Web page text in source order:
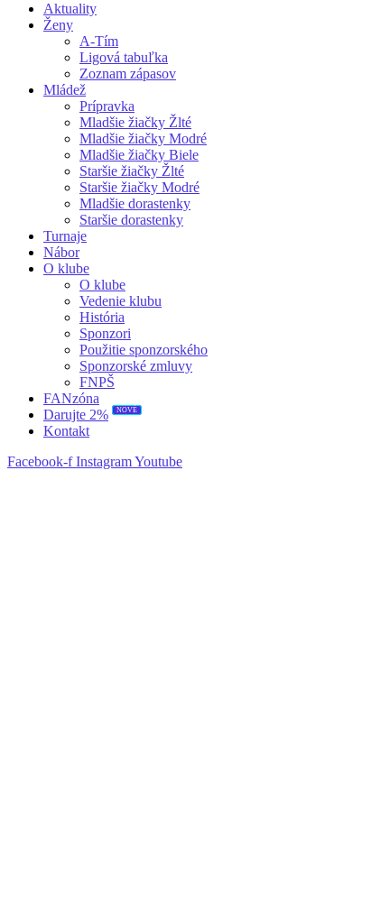
Aktuality
Ženy
A-Tím
Ligová tabuľka
Zoznam zápasov
Mládež
Prípravka
Mladšie žiačky Žlté
Mladšie žiačky Modré
Mladšie žiačky Biele
Staršie žiačky Žlté
Staršie žiačky Modré
Mladšie dorastenky
Staršie dorastenky
Turnaje
Nábor
O klube
O klube
Vedenie klubu
História
Sponzori
Použitie sponzorského
Sponzorské zmluvy
FNPŠ
FANzóna
Darujte 2%
NOVÉ
Kontakt
Facebook-f InstagramYoutube